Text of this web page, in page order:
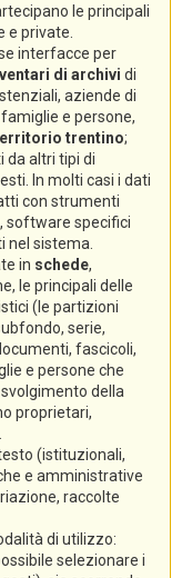
le principali
e private.
interfacce per
di archivi di
aziende di
e persone,
trentino;
da altri tipi di
In molti casi i dati
con strumenti
software specifici
nel sistema.
in schede,
le principali delle
(le partizioni
serie,
fascicoli,
e persone che
della
proprietari,
(istituzionali,
e amministrative
raccolte
di utilizzo:
selezionare i